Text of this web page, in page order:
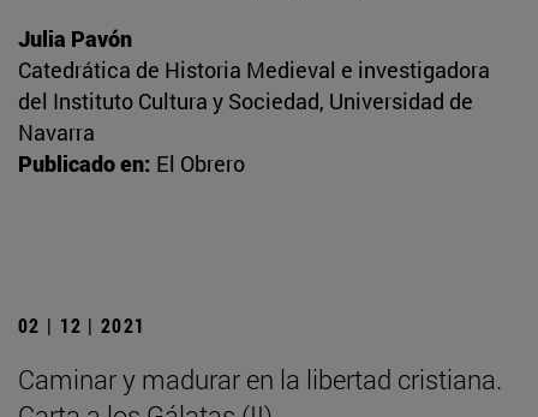
Julia Pavón
Catedrática de Historia Medieval e investigadora
del Instituto Cultura y Sociedad, Universidad de
Navarra
Publicado en: El Obrero
02 | 12 | 2021
Caminar y madurar en la libertad cristiana.